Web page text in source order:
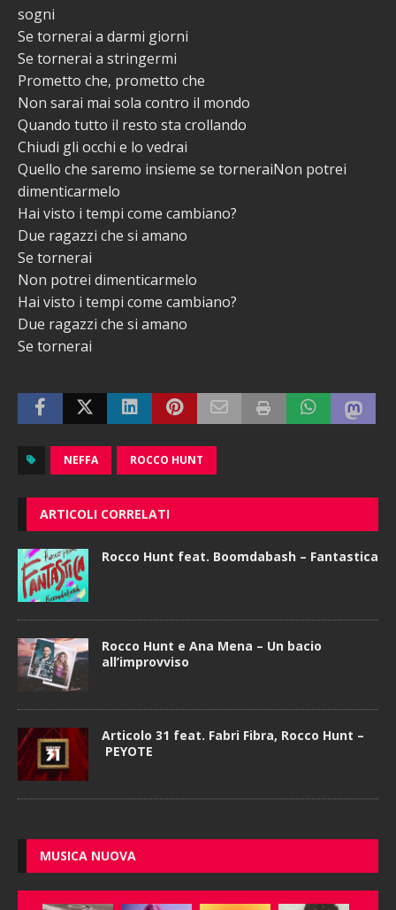
sogni
Se tornerai a darmi giorni
Se tornerai a stringermi
Prometto che, prometto che
Non sarai mai sola contro il mondo
Quando tutto il resto sta crollando
Chiudi gli occhi e lo vedrai
Quello che saremo insieme se torneraiNon potrei
dimenticarmelo
Hai visto i tempi come cambiano?
Due ragazzi che si amano
Se tornerai
Non potrei dimenticarmelo
Hai visto i tempi come cambiano?
Due ragazzi che si amano
Se tornerai
NEFFA ROCCO HUNT
ARTICOLI CORRELATI
Rocco Hunt feat. Boomdabash – Fantastica
Rocco Hunt e Ana Mena – Un bacio
all’improvviso
Articolo 31 feat. Fabri Fibra, Rocco Hunt –
PEYOTE
MUSICA NUOVA